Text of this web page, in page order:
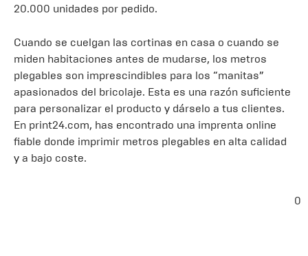
20.000 unidades por pedido.
Cuando se cuelgan las cortinas en casa o cuando se
miden habitaciones antes de mudarse, los metros
plegables son imprescindibles para los “manitas”
apasionados del bricolaje. Esta es una razón suficiente
para personalizar el producto y dárselo a tus clientes.
En print24.com, has encontrado una imprenta online
fiable donde imprimir metros plegables en alta calidad
y a bajo coste.
0